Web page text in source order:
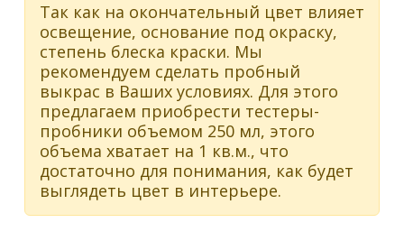
Так как на окончательный цвет влияет
освещение, основание под окраску,
степень блеска краски. Мы
рекомендуем сделать пробный
выкрас в Ваших условиях. Для этого
предлагаем приобрести тестеры-
пробники объемом 250 мл, этого
объема хватает на 1 кв.м., что
достаточно для понимания, как будет
выглядеть цвет в интерьере.